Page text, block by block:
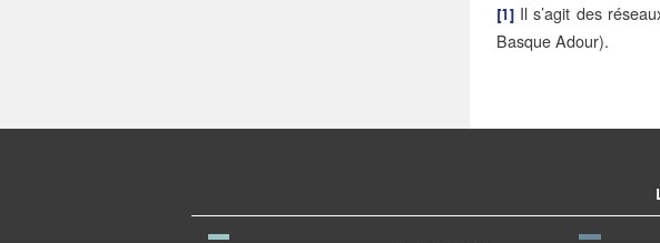
[1] Il s’agit des
Basque Adour).